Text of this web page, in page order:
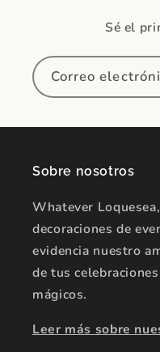
Sé el
Correo
Sobre nosotros
Whatever
decoraciones de
evidencia nuestro
de tus
mágicos.
Leer más sobre